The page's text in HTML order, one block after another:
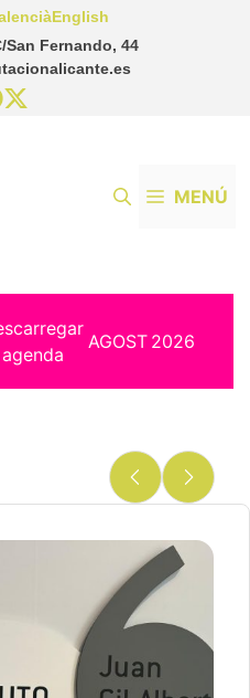
San Fernando, 44
English
MENÚ
agenda
AGOST 2026